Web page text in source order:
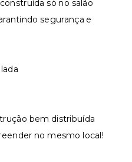
só no salão
segurança e
bem distribuída
no mesmo local!